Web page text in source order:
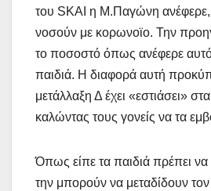
του SKAI η Μ.Παγώνη ανέφερε,
νοσούν με κορωνοϊο. Την
το ποσοστό όπως ανέφερε
παιδιά. Η διαφορά αυτή
μετάλλαξη Δ έχει «εστιάσει»
καλώντας τους γονείς να τα
Όπως είπε τα παιδιά πρέπει να
την μπορούν να μεταδίδουν